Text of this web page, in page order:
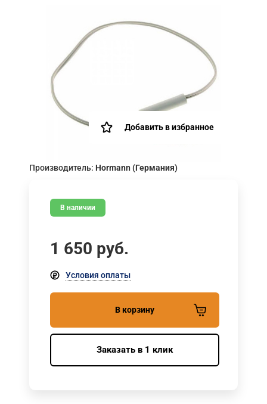
Добавить в избранное
Производитель: Hormann (Германия)
В наличии
1 650 руб.
Условия оплаты
В корзину
Заказать в 1 клик